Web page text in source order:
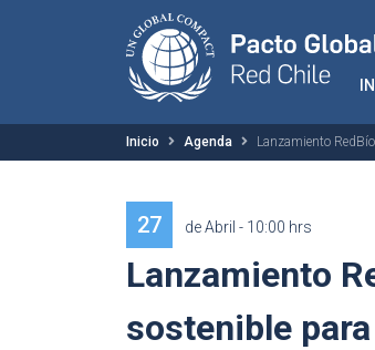
Inicio Agenda Lanzamiento
27 de Abril - 10:00 hrs
Lanzamiento
sostenible